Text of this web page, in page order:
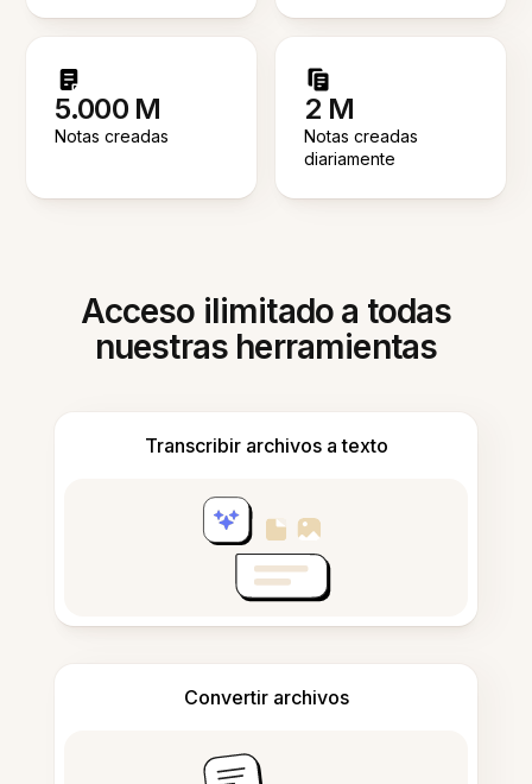
5.000 M
Notas creadas
2 M
Notas creadas
diariamente
Acceso ilimitado a todas
nuestras herramientas
Transcribir archivos a texto
Convertir archivos